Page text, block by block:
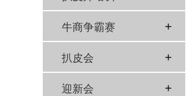
牛商争霸赛
扒皮会
迎新会